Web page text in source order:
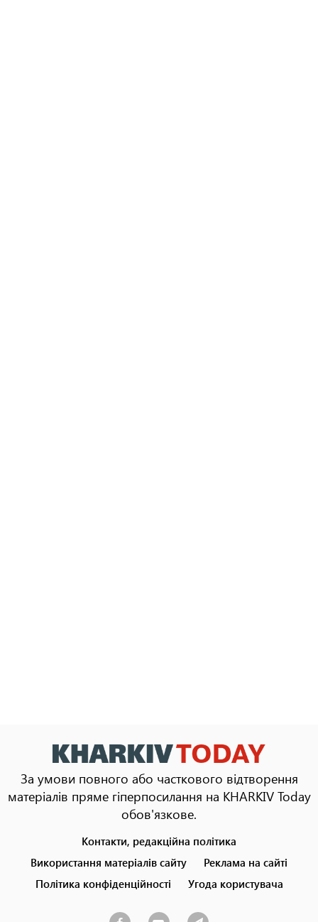
За умови повного або часткового відтворення
матеріалів пряме гіперпосилання на KHARKIV Today
обов'язкове.
menu
Контакти, редакційна політика
Використання матеріалів сайту
Реклама на сайті
Політика конфіденційності
Угода користувача